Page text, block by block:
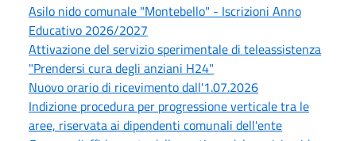
Asilo nido comunale "Montebello" - Iscrizioni Anno
Educativo 2026/2027
Attivazione del servizio sperimentale di teleassistenza
"Prendersi cura degli anziani H24"
Nuovo orario di ricevimento dall'1.07.2026
Indizione procedura per progressione verticale tra le
aree, riservata ai dipendenti comunali dell'ente